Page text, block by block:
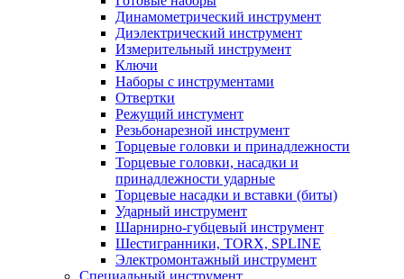
Динамометрический инструмент
Диэлектрический инструмент
Измерительный инструмент
Ключи
Наборы с инструментами
Отвертки
Режущий инстумент
Резьбонарезной инструмент
Торцевые головки и принадлежности
Торцевые головки, насадки и
принадлежности ударные
Торцевые насадки и вставки (биты)
Ударный инструмент
Шарнирно-губцевый инструмент
Шестигранники, TORX, SPLINE
Электромонтажный инструмент
Специальный инструмент